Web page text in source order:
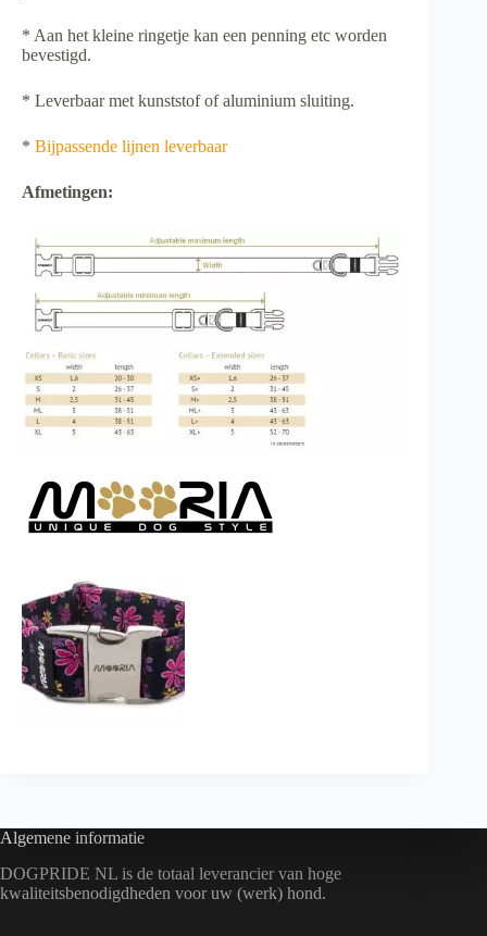
* Aan het kleine ringetje kan een penning etc worden
bevestigd.
* Leverbaar met kunststof of aluminium sluiting.
* Bijpassende lijnen leverbaar
Afmetingen:
Algemene informatie
DOGPRIDE NL is de totaal leverancier van hoge
kwaliteitsbenodigdheden voor uw (werk) hond.